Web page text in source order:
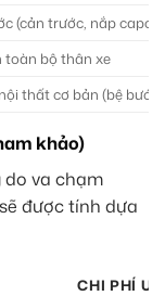
(cản trước, nắp capo,
toàn bộ thân xe
thất cơ bản (bệ
khảo)
do va chạm
được tính dựa
CHI PHÍ